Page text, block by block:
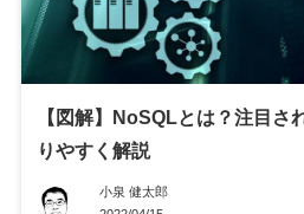
【図解】NoSQLとは？注目さ
りやすく解説
小泉 健太郎